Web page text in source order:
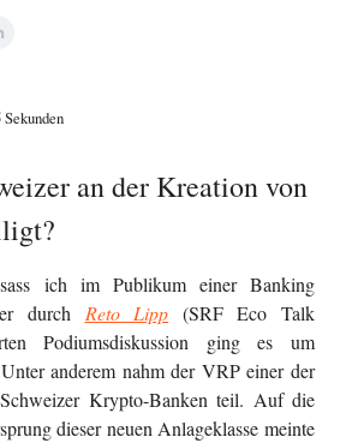
an der Kreation von
ich im Publikum einer Banking
durch Reto Lipp (SRF Eco Talk
Podiumsdiskussion ging es um
anderem nahm der VRP einer der
Krypto-Banken teil. Auf die
dieser neuen Anlageklasse meinte